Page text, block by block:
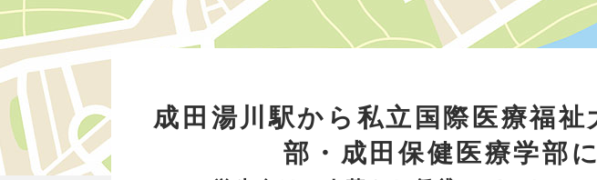
成田湯川駅から私立国際医療福祉
部・成田保健医療学部